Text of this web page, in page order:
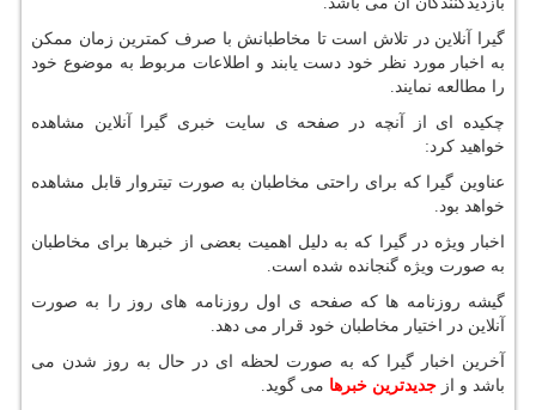
گیرا آنلاین در تلاش است تا مخاطبانش با صرف کمترین زمان ممکن
به اخبار مورد نظر خود دست یابند و اطلاعات مربوط به موضوع خود
را مطالعه نمایند.
چکیده ای از آنچه در صفحه ی سایت خبری گیرا آنلاین مشاهده
خواهید کرد:
عناوین گیرا که برای راحتی مخاطبان به صورت تیتروار قابل مشاهده
خواهد بود.
اخبار ویژه در گیرا که به دلیل اهمیت بعضی از خبرها برای مخاطبان
به صورت ویژه گنجانده شده است.
گیشه روزنامه ها که صفحه ی اول روزنامه های روز را به صورت
آنلاین در اختیار مخاطبان خود قرار می دهد.
آخرین اخبار گیرا که به صورت لحظه ای در حال به روز شدن می
باشد و از جدیدترین خبرها می گوید.